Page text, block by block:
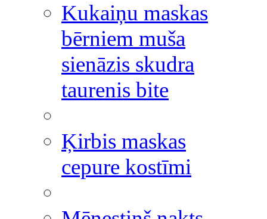
Kukaiņu maskas
bērniem muša
sienāzis skudra
taurenis bite
Ķirbis maskas
cepure kostīmi